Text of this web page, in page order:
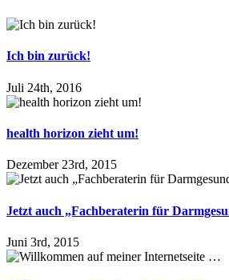
Ich bin zurück!
Juli 24th, 2016
health horizon zieht um!
Dezember 23rd, 2015
Jetzt auch „Fachberaterin für
Juni 3rd, 2015